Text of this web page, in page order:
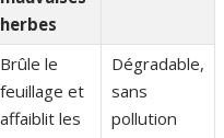
herbes
Brûle le
feuillage et
affaiblit les
Dégradable,
sans
pollution